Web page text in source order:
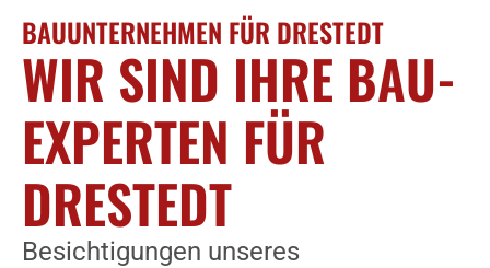
BAUUNTERNEHMEN FÜR DRESTEDT
WIR SIND IHRE BAU-
EXPERTEN FÜR
DRESTEDT
Besichtigungen unseres